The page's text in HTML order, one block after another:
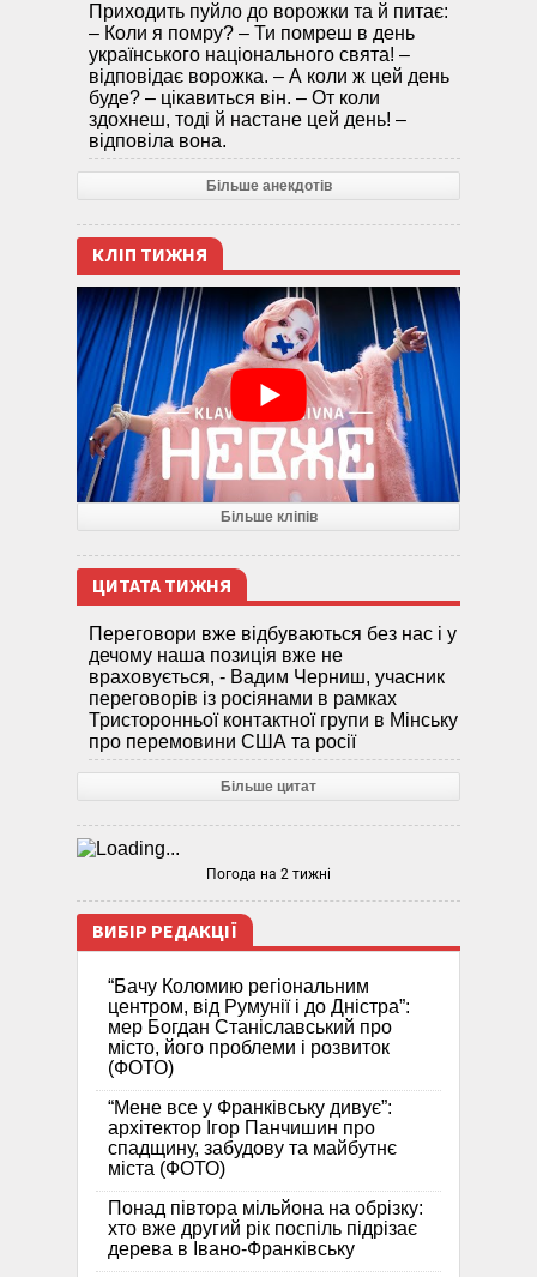
Приходить пуйло до ворожки та й питає:
– Коли я помру? – Ти помреш в день
українського національного свята! –
відповідає ворожка. – А коли ж цей день
буде? – цікавиться він. – От коли
здохнеш, тоді й настане цей день! –
відповіла вона.
Більше анекдотів
КЛІП ТИЖНЯ
Більше кліпів
ЦИТАТА ТИЖНЯ
Переговори вже відбуваються без нас і у
дечому наша позиція вже не
враховується, - Вадим Черниш, учасник
переговорів із росіянами в рамках
Тристоронньої контактної групи в Мінську
про перемовини США та росії
Більше цитат
Погода на 2 тижні
ВИБІР РЕДАКЦІЇ
“Бачу Коломию регіональним
центром, від Румунії і до Дністра”:
мер Богдан Станіславський про
місто, його проблеми і розвиток
(ФОТО)
“Мене все у Франківську дивує”:
архітектор Ігор Панчишин про
спадщину, забудову та майбутнє
міста (ФОТО)
Понад півтора мільйона на обрізку:
хто вже другий рік поспіль підрізає
дерева в Івано-Франківську